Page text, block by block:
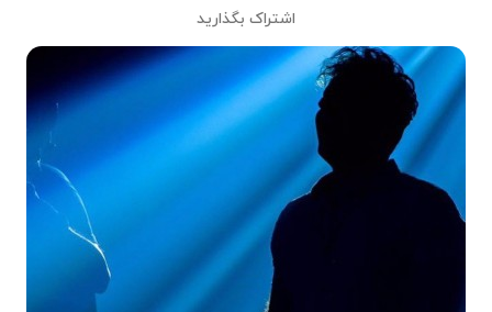
اشتراک بگذارید